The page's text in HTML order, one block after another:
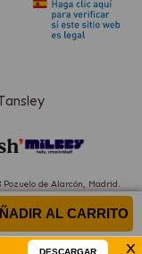
AL CARRITO
DESCARGAR x
Pozuelo de Alarcón, Madrid.